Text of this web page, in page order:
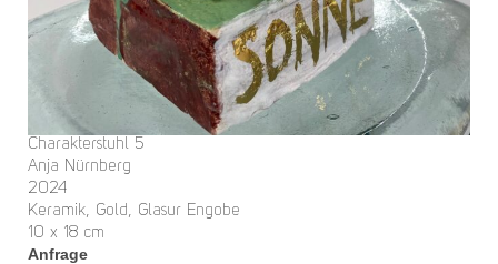
Charakterstuhl 5
Anja Nürnberg
2024
Keramik, Gold, Glasur Engobe
10 x 18 cm
Anfrage